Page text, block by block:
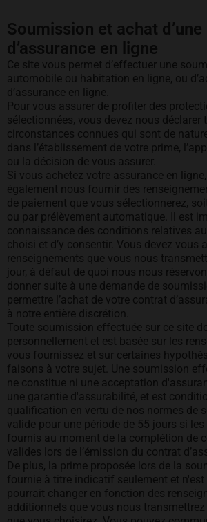
Soumission et achat
d’assurance en ligne
Ce site vous permet d’effectuer une
automobile ou habitation en ligne, ou
d’assurance en ligne.
Pour vous assurer de profiter des
sélectionnées, vous devez nous déclarer
circonstances connues qui sont de
dans l’établissement de votre prime,
ou la décision de vous assurer.
Si vous achetez votre assurance en
également nous fournir des
de paiement que vous sélectionnerez,
ou par prélèvement automatique. Il est
connaissance des conditions relatives
choisi et d’y consentir. Vous devez vous
renseignements que vous nous
jour, à défaut de quoi nous nous
donner suite à une demande de
permettre l’achat de votre contrat
à notre entière discrétion.
Toute soumission effectuée sur ce site
personnellement et est basée sur les
vous fournissez et sur certaines
faisons à votre sujet. Une soumission
ne constitue ni une acceptation
une garantie d'assurabilité, et est
qualification en vertu de nos normes de
valide pour une période de 55 jours si
fournis au moment de la complétion de
valides lors de l’émission du contrat
De plus, la prime proposée lors de la
fournie à titre indicatif seulement et n'est
pourrait changer en fonction des
additionnels que vous nous